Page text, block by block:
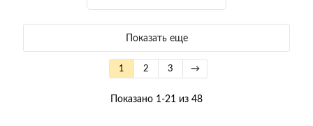
Показать еще
1 2 3 →
Показано 1-21 из 48